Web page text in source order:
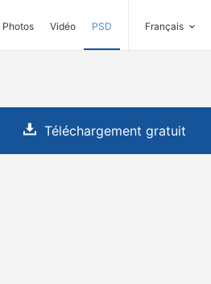
Photos Vidéo PSD Français
Téléchargement gratuit